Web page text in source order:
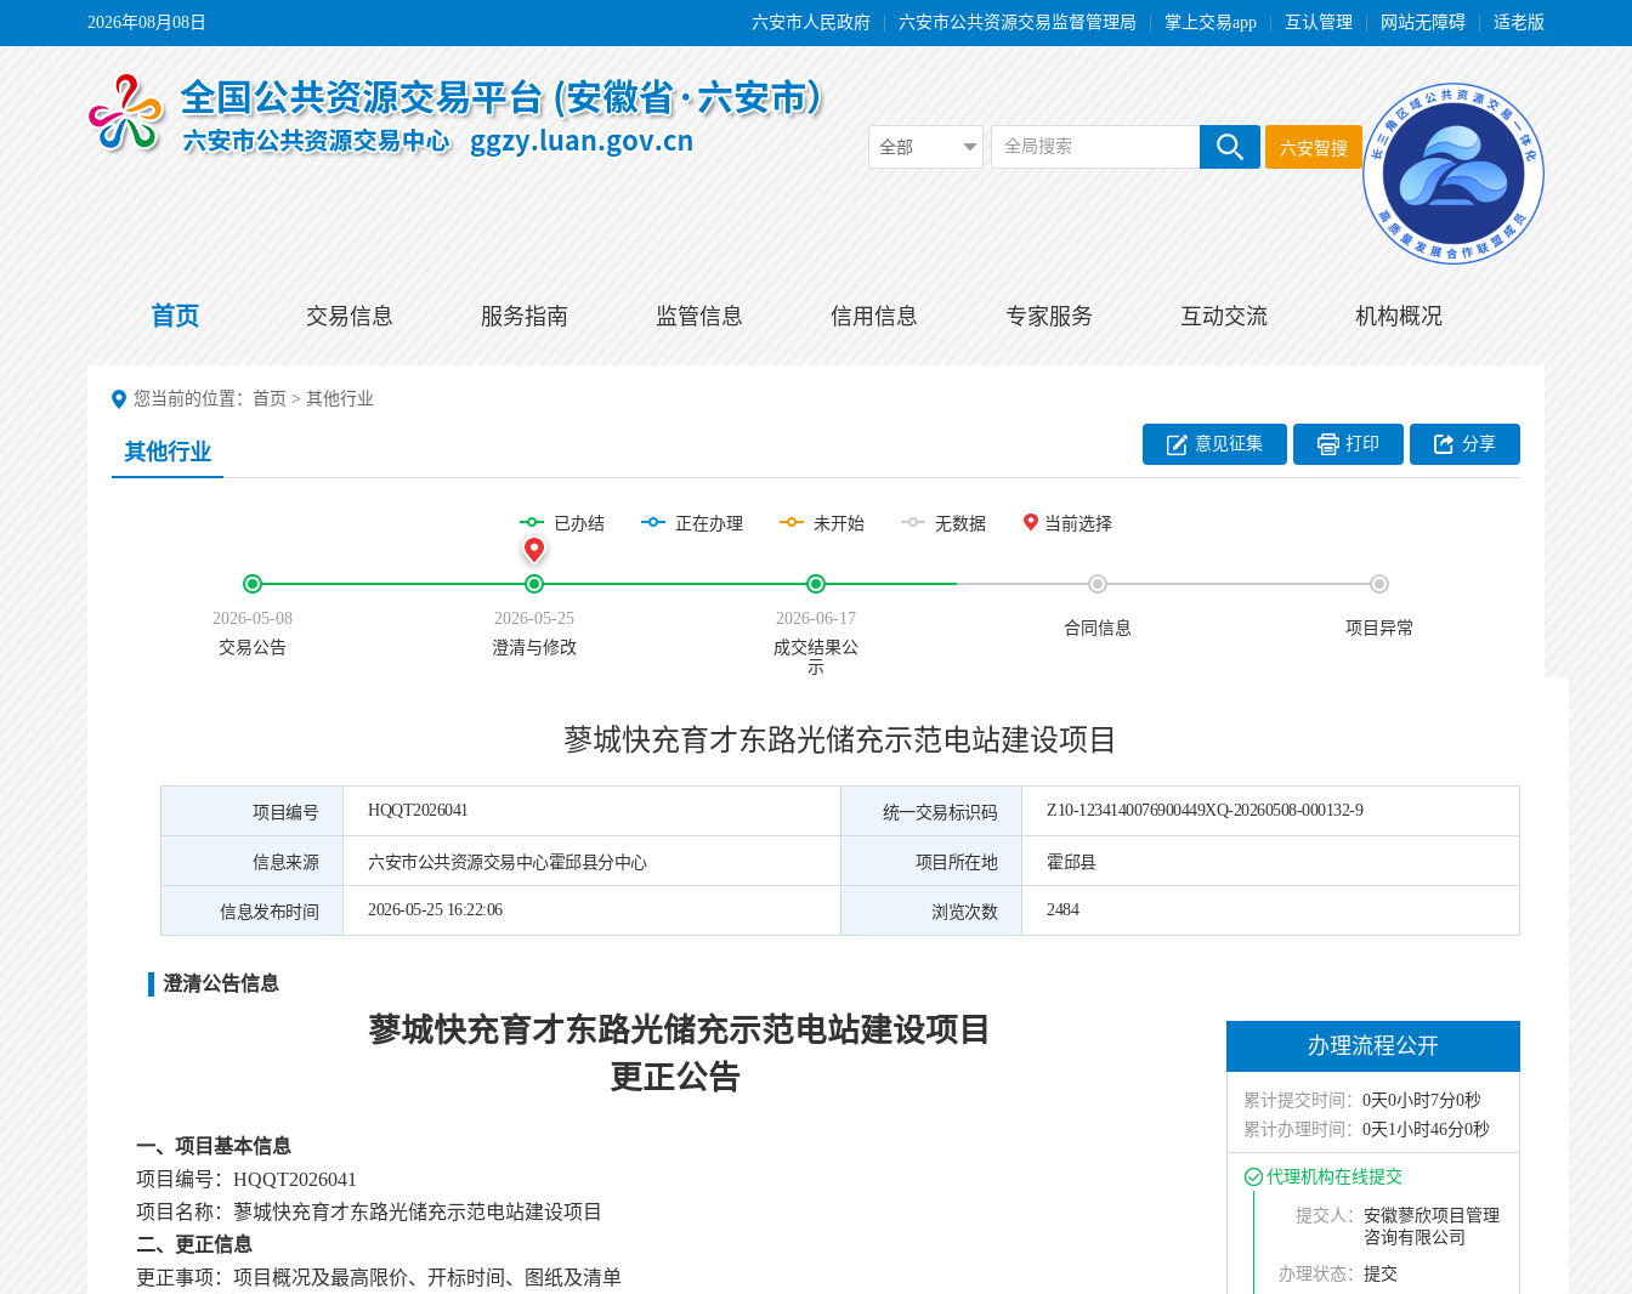
2026年08月08日 六安市人民政府 六安市公共资源交易监督管理局 掌上交易app 互认管理 网站无障碍 适老版
全部 全局搜索 六安智搜
首页 交易信息 服务指南 监管信息 信用信息 专家服务 互动交流 机构概况
您当前的位置： 首页 > 其他行业
其他行业 意见征集 分享
打印
已办结 正在办理 未开始 无数据 当前选择
2026-05-08
交易公告
2026-05-25
澄清与修改
2026-06-17
成交结果公
示
合同信息 项目异常
蓼城快充育才东路光储充示范电站建设项目
项目编号 HQQT2026041 统一交易标识码 Z10-1234140076900449XQ-20260508-000132-9
信息来源 六安市公共资源交易中心霍邱县分中心 项目所在地 霍邱县
信息发布时间 2026-05-25 16:22:06 浏览次数 2484
澄清公告信息
蓼城快充育才东路光储充示范电站建设项目
更正公告
一、项目基本信息
项目编号： HQQT2026041
项目名称：蓼城快充育才东路光储充示范电站建设项目
二、
更正信息
更正事项： 项目概况及最高限价、开标时间、图纸及清单
办理流程公开
累计提交时间： 0天0小时7分0秒
累计办理时间： 0天1小时46分0秒
代理机构在线提交
提交人： 安徽蓼欣项目管理
咨询有限公司
办理状态： 提交